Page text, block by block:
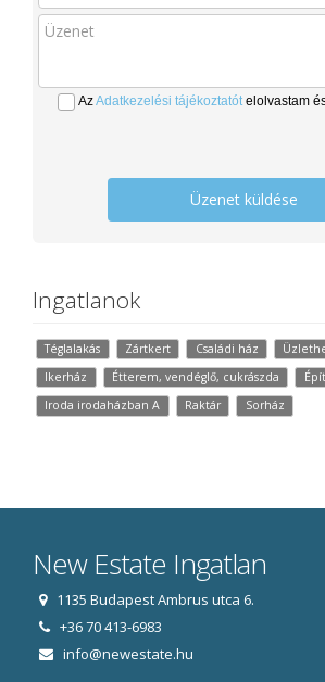
AzAdatkezelési tájékoztatótelolvastam
Üzenet küldése
Ingatlanok
Téglalakás Zártkert Családi ház
Ikerház
Étterem, vendéglő, cukrászda
Iroda irodaházban A
Raktár Sorház
New Estate Ingatlan
1135 Budapest Ambrus utca 6.
+36 70 413-6983
info@newestate.hu